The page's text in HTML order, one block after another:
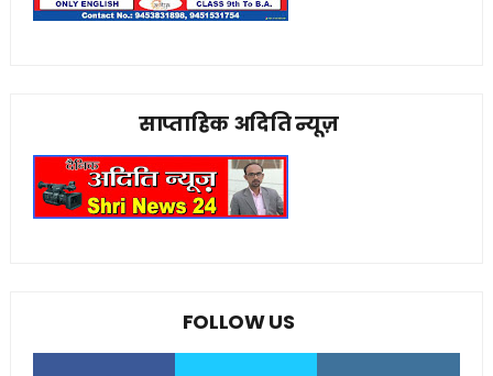
साप्ताहिक अदिति न्यूज़
FOLLOW US